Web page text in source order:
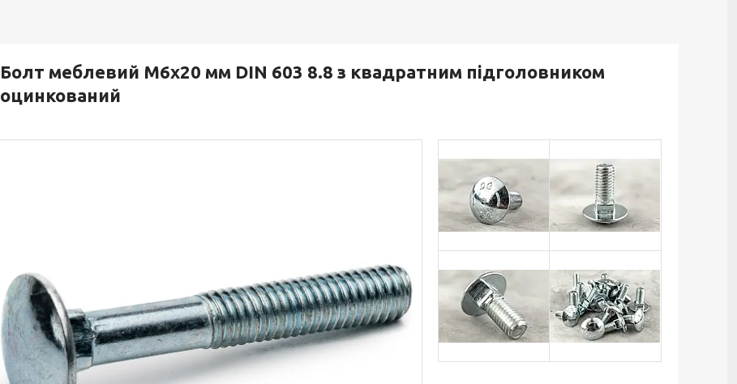
Болт меблевий М6х20 мм DIN 603 8.8 з квадратним підголовником
оцинкований